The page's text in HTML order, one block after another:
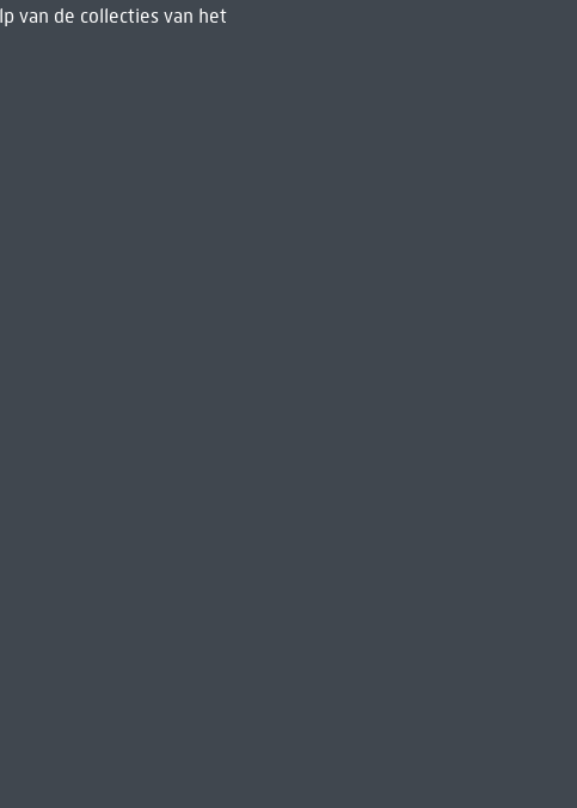
van de collecties van het